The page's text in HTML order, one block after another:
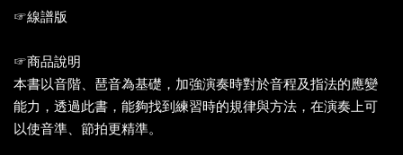
☞線譜版
☞商品說明
本書以音階、琶音為基礎，加強演奏時對於音程及指法的應變
能力，透過此書，能夠找到練習時的規律與方法，在演奏上可
以使音準、節拍更精準。